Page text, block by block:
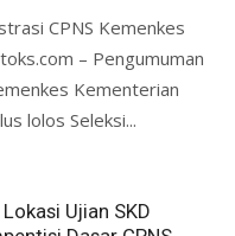
CPNS Kemenkes
– Pengumuman
Kementerian
lolos Seleksi...
Ujian SKD